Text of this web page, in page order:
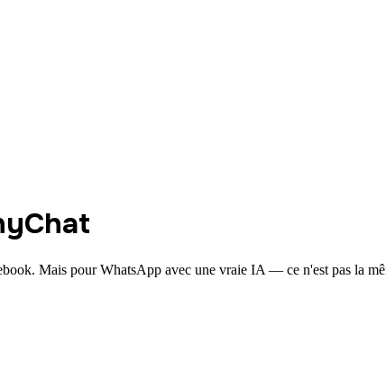
Mais pour WhatsApp avec une vraie IA — ce n'est pas la